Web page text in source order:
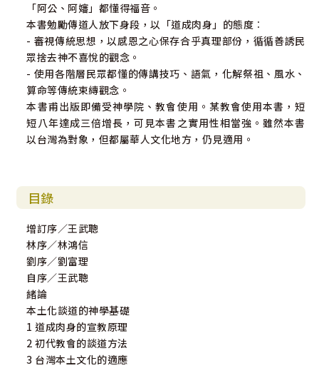
「阿公、阿嬸」都懂得福音。
本書勉勵傳道人放下身段，以「道成肉身」的態度︰
- 審視傳統思想，以感恩之心保存合乎真理部份，循循善誘民
眾捨去神不喜悅的觀念。
- 使用各階層民眾都懂的傳講技巧、語氣，化解祭祖、風水、
算命等傳統束縳觀念。
本書甫出版即備受神學院、教會使用。某教會使用本書，短
短八年達成三倍增長，可見本書之實用性相當強。雖然本書
以台灣為對象，但都屬華人文化地方，仍見適用。
目錄
增訂序／王武聰
林序／林鴻信
劉序／劉富理
自序／王武聰
緒論
本土化談道的神學基礎
1 道成肉身的宣教原理
2 初代教會的談道方法
3 台灣本土文化的適應